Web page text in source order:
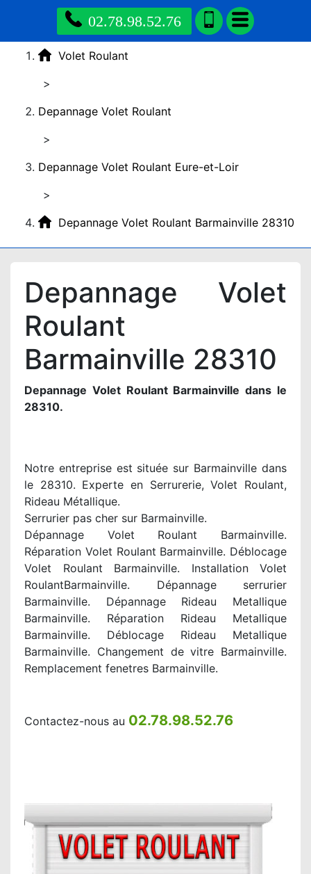
02.78.98.52.76
Volet Roulant
>
Depannage Volet Roulant
>
Depannage Volet Roulant Eure-et-Loir
>
Depannage Volet Roulant Barmainville 28310
Depannage Volet
Roulant
Barmainville 28310
Depannage Volet Roulant Barmainville dans le
28310.
Notre entreprise est située sur Barmainville dans
le 28310. Experte en Serrurerie, Volet Roulant,
Rideau Métallique.
Serrurier pas cher sur Barmainville.
Dépannage Volet Roulant Barmainville.
Réparation Volet Roulant Barmainville. Déblocage
Volet Roulant Barmainville. Installation Volet
RoulantBarmainville. Dépannage serrurier
Barmainville. Dépannage Rideau Metallique
Barmainville. Réparation Rideau Metallique
Barmainville. Déblocage Rideau Metallique
Barmainville. Changement de vitre Barmainville.
Remplacement fenetres Barmainville.
Contactez-nous au 02.78.98.52.76